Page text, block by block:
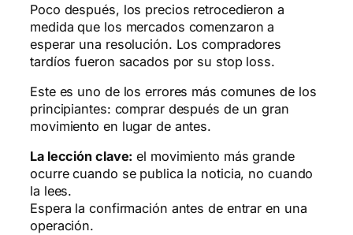
Poco después, los precios retrocedieron a
medida que los mercados comenzaron a
esperar una resolución. Los compradores
tardíos fueron sacados por su stop loss.
Este es uno de los errores más comunes de los
principiantes: comprar después de un gran
movimiento en lugar de antes.
La lección clave: el movimiento más grande
ocurre cuando se publica la noticia, no cuando
la lees.
Espera la confirmación antes de entrar en una
operación.